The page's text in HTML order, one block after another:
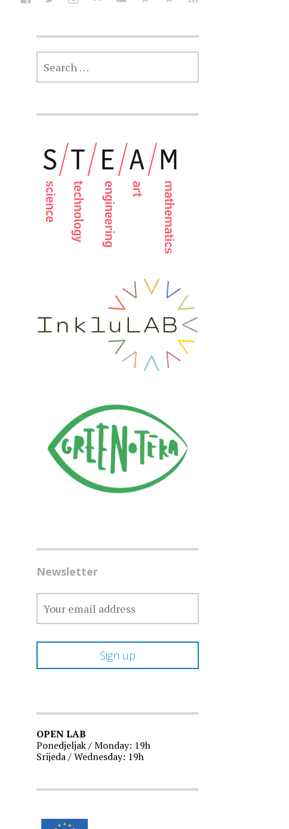
SEARCH
FOR:
Newsletter
OPEN LAB
Ponedjeljak / Monday: 19h
Srijeda / Wednesday: 19h